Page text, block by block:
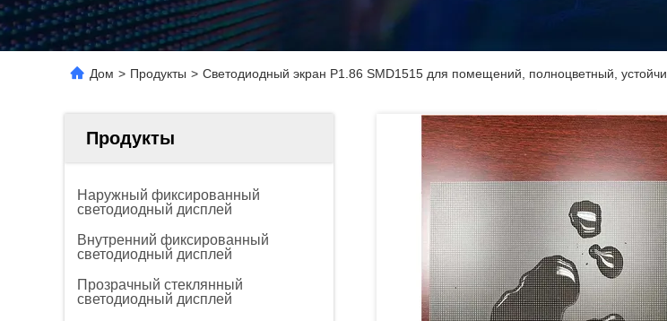
Дом > Продукты > Светодиодный экран P1.86 SMD1515 для помещений, полноцветный,
Продукты
Наружный фиксированный
светодиодный дисплей
Внутренний фиксированный
светодиодный дисплей
Прозрачный стеклянный
светодиодный дисплей